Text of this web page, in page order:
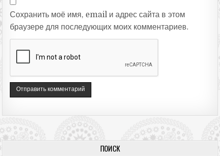
Сохранить моё имя, email и адрес сайта в этом
браузере для последующих моих комментариев.
ПОИСК